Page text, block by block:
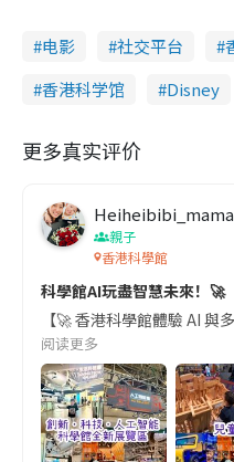
电影 社交平台
香港科学馆
Disney
更多真实评价
Heiheibibi_mama
親子
香港科學館
科學館AI玩盡智慧未來！🚀
【🚀 香港科學館體驗 AI
阅读更多